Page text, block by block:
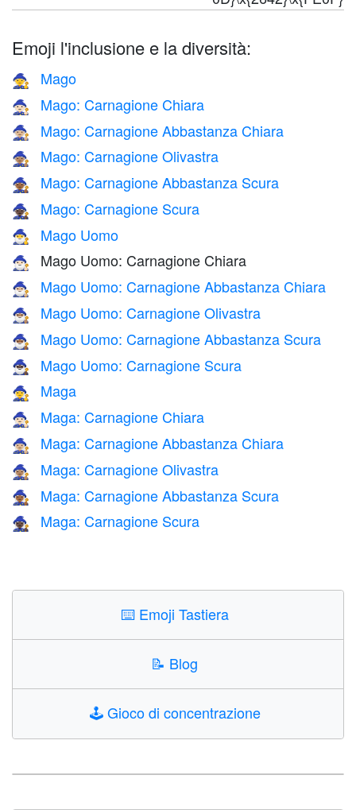
Emoji l'inclusione e la diversità:
🧙 Mago
🧙🏻 Mago: Carnagione Chiara
🧙🏼 Mago: Carnagione Abbastanza Chiara
🧙🏽 Mago: Carnagione Olivastra
🧙🏾 Mago: Carnagione Abbastanza Scura
🧙🏿 Mago: Carnagione Scura
🧙‍♂️ Mago Uomo
🧙🏻‍♂️ Mago Uomo: Carnagione Chiara
🧙🏼‍♂️ Mago Uomo: Carnagione Abbastanza Chiara
🧙🏽‍♂️ Mago Uomo: Carnagione Olivastra
🧙🏾‍♂️ Mago Uomo: Carnagione Abbastanza Scura
🧙🏿‍♂️ Mago Uomo: Carnagione Scura
🧙‍♀️ Maga
🧙🏻‍♀️ Maga: Carnagione Chiara
🧙🏼‍♀️ Maga: Carnagione Abbastanza Chiara
🧙🏽‍♀️ Maga: Carnagione Olivastra
🧙🏾‍♀️ Maga: Carnagione Abbastanza Scura
🧙🏿‍♀️ Maga: Carnagione Scura
⌨️ Emoji Tastiera
📝 Blog
🕹️Gioco di concentrazione